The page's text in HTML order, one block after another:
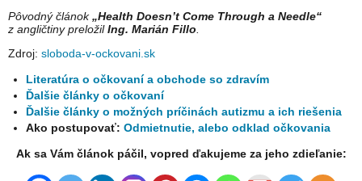
Pôvodný článok„Health Doesn’t Come Through a Needle“
z angličtiny preložilIng. Marián Fillo
Zdroj: sloboda-v-ockovani.sk
Literatúra o očkovaní a obchode so zdravím
Ďalšie články o očkovaní
Ďalšie články o možných príčinách autizmu a ich riešenia
Ako postupovať:Odmietnutie, alebo odklad očkovania
Ak sa Vám článok páčil, vopred ďakujeme za jeho zdieľanie: